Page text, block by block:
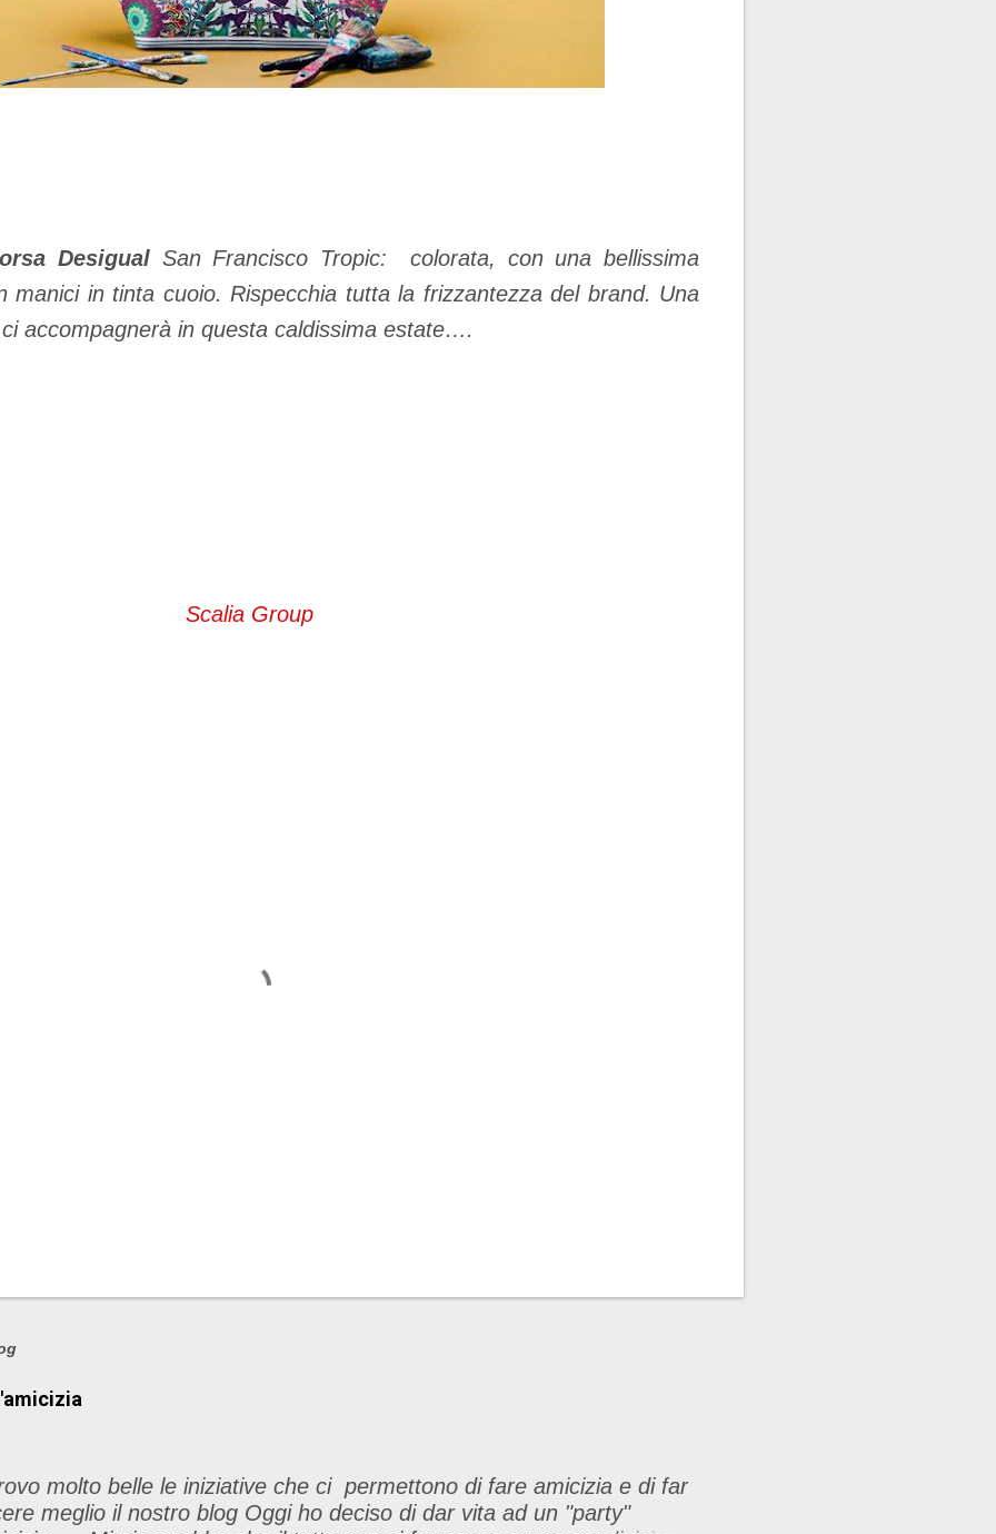
Desigual San Francisco Tropic: colorata, con una bellissima
manici in tinta cuoio. Rispecchia tutta la frizzantezza del brand. Una
accompagnerà in questa caldissima estate….
Scalia Group
molto belle le iniziative che ci permettono di fare amicizia e di far
meglio il nostro blog Oggi ho deciso di dar vita ad un "party"